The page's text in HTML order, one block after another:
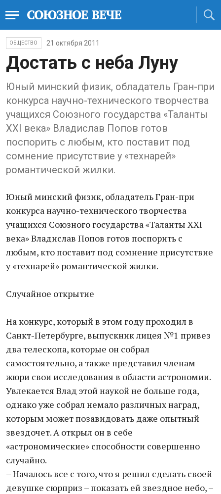
ОБЩЕСТВО 21 октября 2011
Достать с неба Луну
Юный минский физик, обладатель Гран-при
конкурса научно-технического творчества
учащихся Союзного государства «Таланты
XXI века» Владислав Попов готов
поспорить с любым, кто поставит под
сомнение присутствие у «технарей»
романтической жилки.
Юный минский физик, обладатель Гран-при
конкурса научно-технического творчества
учащихся Союзного государства «Таланты XXI
века» Владислав Попов готов поспорить с
любым, кто поставит под сомнение присутствие
у «технарей» романтической жилки.
Случайное открытие
На конкурс, который в этом году проходил в
Санкт-Петербурге, выпускник лицея №1 привез
два телескопа, которые он собрал
самостоятельно, а также представил членам
жюри свои исследования в области астрономии.
Увлекается Влад этой наукой не больше года,
однако уже собрал немало различных наград,
которым может позавидовать даже опытный
звездочет. А открыл он в себе
«астрономические» способности совершенно
случайно.
– Началось все с того, что я решил сделать своей
девушке сюрприз – показать ей звездное небо, –